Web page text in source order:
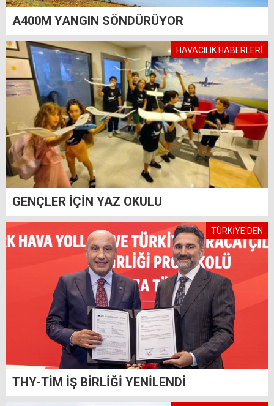
A400M YANGIN SÖNDÜRÜYOR
HAVACILIK HABERLERİ
GENÇLER İÇİN YAZ OKULU
TÜRKİYE'DEN
THY-TİM İŞ BİRLİĞİ YENİLENDİ